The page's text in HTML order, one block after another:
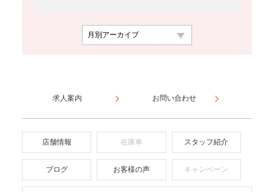
求人案内 お問い合わせ
店舗情報 在庫車 スタッフ紹介
ブログ お客様の声 キャンペーン